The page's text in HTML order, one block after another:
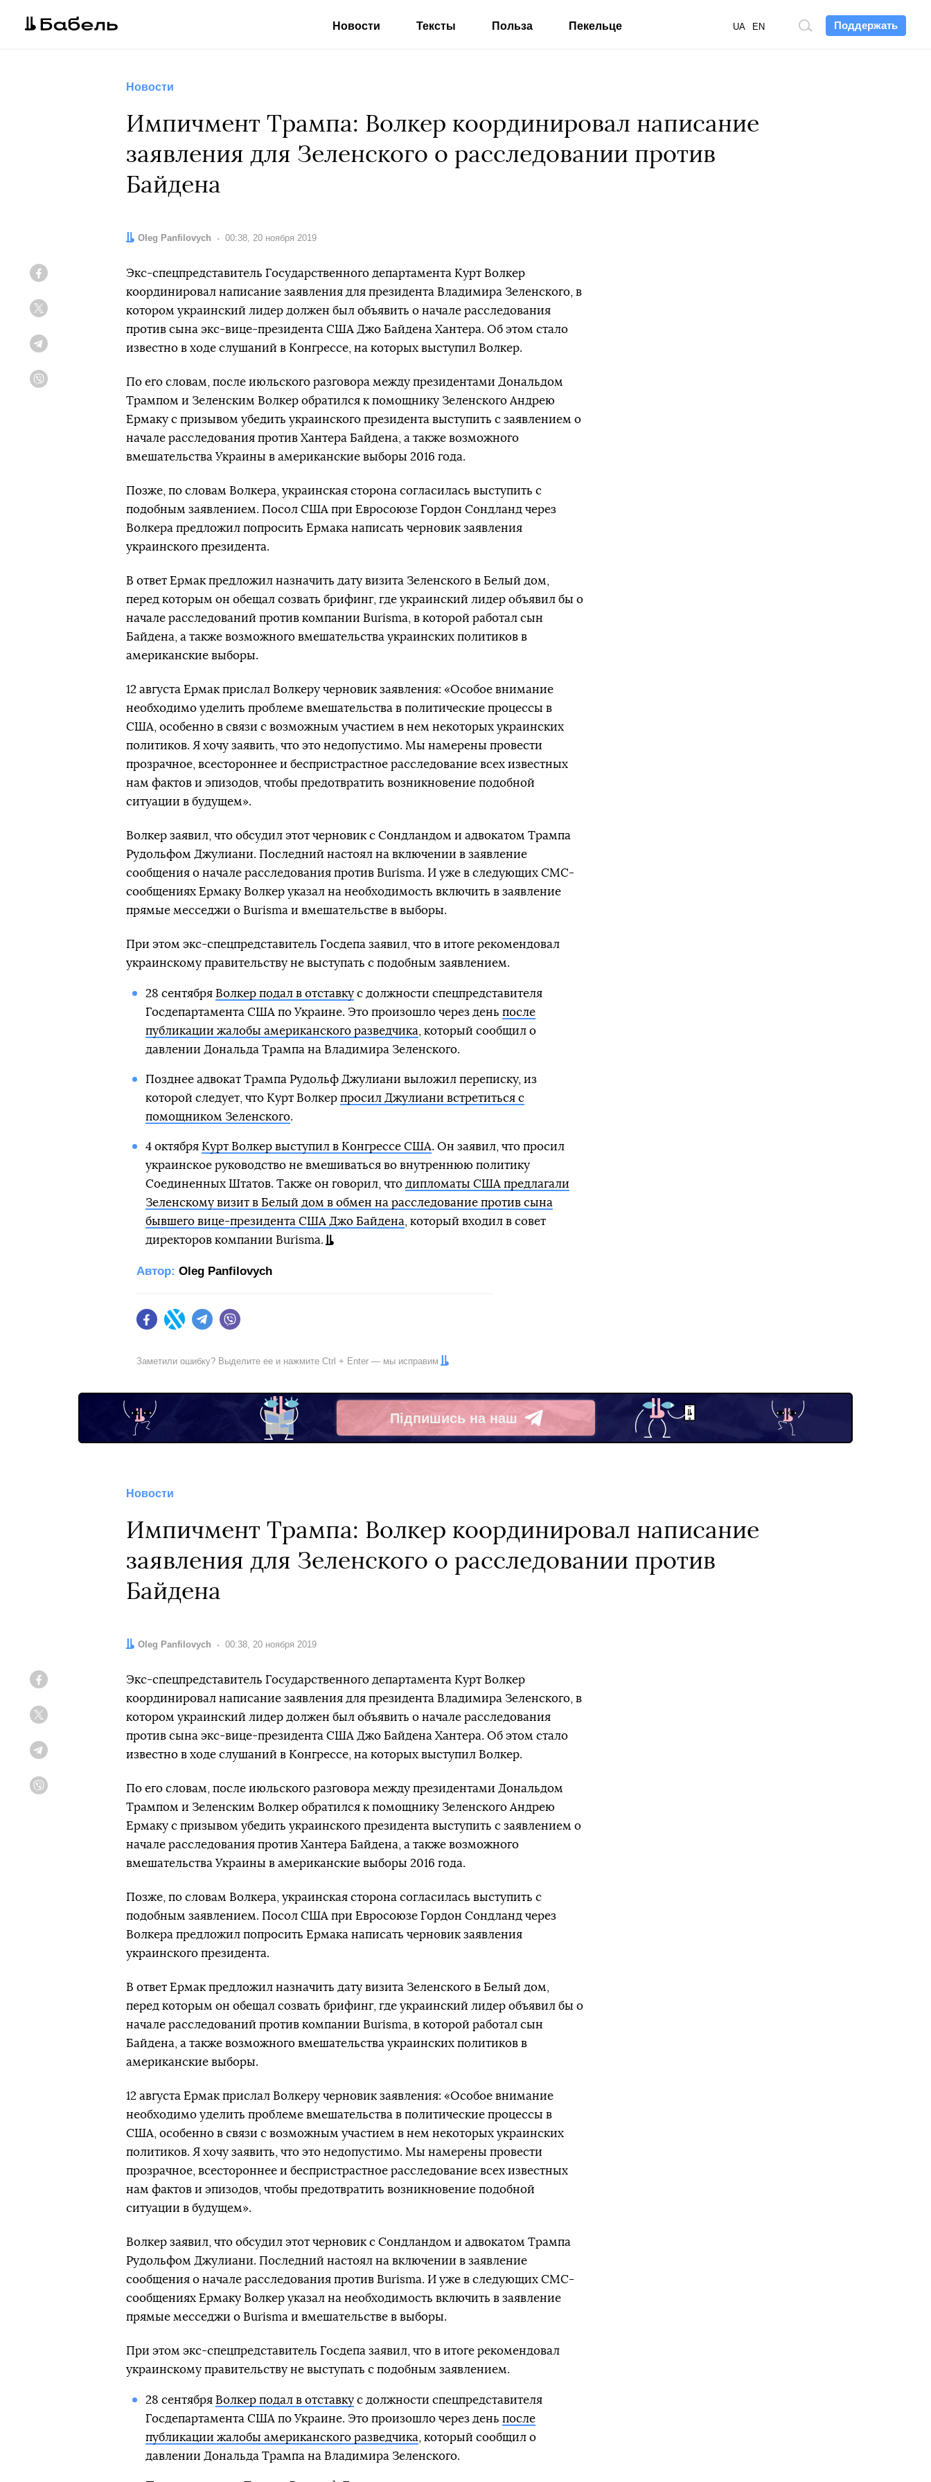
Поддержать
Поиск
UA EN
Новости Тексты Польза Пекельце
Новости
Импичмент Трампа: Волкер координировал написание
заявления для Зеленского о расследовании против
Байдена
Автор:
Oleg Panfilovych Дата:
00:38, 20 ноября 2019
Экс-спецпредставитель Государственного департамента Курт Волкер
координировал написание заявления для президента Владимира Зеленского, в
котором украинский лидер должен был объявить о начале расследования
против сына экс-вице-президента США Джо Байдена Хантера. Об этом стало
известно в ходе слушаний в Конгрессе, на которых выступил Волкер.
По его словам, после июльского разговора между президентами Дональдом
Трампом и Зеленским Волкер обратился к помощнику Зеленского Андрею
Ермаку с призывом убедить украинского президента выступить с заявлением о
начале расследования против Хантера Байдена, а также возможного
вмешательства Украины в американские выборы 2016 года.
Позже, по словам Волкера, украинская сторона согласилась выступить с
подобным заявлением. Посол США при Евросоюзе Гордон Сондланд через
Волкера предложил попросить Ермака написать черновик заявления
украинского президента.
В ответ Ермак предложил назначить дату визита Зеленского в Белый дом,
перед которым он обещал созвать брифинг, где украинский лидер объявил бы о
начале расследований против компании Burisma, в которой работал сын
Байдена, а также возможного вмешательства украинских политиков в
американские выборы.
12 августа Ермак прислал Волкеру черновик заявления: «Особое внимание
необходимо уделить проблеме вмешательства в политические процессы в
США, особенно в связи с возможным участием в нем некоторых украинских
политиков. Я хочу заявить, что это недопустимо. Мы намерены провести
прозрачное, всестороннее и беспристрастное расследование всех известных
нам фактов и эпизодов, чтобы предотвратить возникновение подобной
ситуации в будущем».
Волкер заявил, что обсудил этот черновик с Сондландом и адвокатом Трампа
Рудольфом Джулиани. Последний настоял на включении в заявление
сообщения о начале расследования против Burisma. И уже в следующих СМС-
сообщениях Ермаку Волкер указал на необходимость включить в заявление
прямые месседжи о Burisma и вмешательстве в выборы.
При этом экс-спецпредставитель Госдепа заявил, что в итоге рекомендовал
украинскому правительству не выступать с подобным заявлением.
28 сентября Волкер подал в отставкус должности спецпредставителя
Госдепартамента США по Украине. Это произошло через день после
публикации жалобы американского разведчика , который сообщил о
давлении Дональда Трампа на Владимира Зеленского.
Позднее адвокат Трампа Рудольф Джулиани выложил переписку, из
которой следует, что Курт Волкер просил Джулиани встретиться с
помощником Зеленского.
4 октября Курт Волкер выступил в Конгрессе США. Он заявил, что просил
украинское руководство не вмешиваться во внутреннюю политику
Соединенных Штатов. Также он говорил, что дипломаты США предлагали
Зеленскому визит в Белый дом в обмен на расследование против сына
бывшего вице-президента США Джо Байдена , который входил в совет
директоров компании Burisma.
Автор: Oleg Panfilovych
FacebookTwitter Telegram
Заметили ошибку? Выделите ее и нажмите Ctrl + Enter — мы исправим
Підпишись на наш
Telegram
Новости
Импичмент Трампа: Волкер координировал написание
заявления для Зеленского о расследовании против
Байдена
Автор:
Oleg Panfilovych Дата:
00:38, 20 ноября 2019
Экс-спецпредставитель Государственного департамента Курт Волкер
координировал написание заявления для президента Владимира Зеленского, в
котором украинский лидер должен был объявить о начале расследования
против сына экс-вице-президента США Джо Байдена Хантера. Об этом стало
известно в ходе слушаний в Конгрессе, на которых выступил Волкер.
По его словам, после июльского разговора между президентами Дональдом
Трампом и Зеленским Волкер обратился к помощнику Зеленского Андрею
Ермаку с призывом убедить украинского президента выступить с заявлением о
начале расследования против Хантера Байдена, а также возможного
вмешательства Украины в американские выборы 2016 года.
Позже, по словам Волкера, украинская сторона согласилась выступить с
подобным заявлением. Посол США при Евросоюзе Гордон Сондланд через
Волкера предложил попросить Ермака написать черновик заявления
украинского президента.
В ответ Ермак предложил назначить дату визита Зеленского в Белый дом,
перед которым он обещал созвать брифинг, где украинский лидер объявил бы о
начале расследований против компании Burisma, в которой работал сын
Байдена, а также возможного вмешательства украинских политиков в
американские выборы.
12 августа Ермак прислал Волкеру черновик заявления: «Особое внимание
необходимо уделить проблеме вмешательства в политические процессы в
США, особенно в связи с возможным участием в нем некоторых украинских
политиков. Я хочу заявить, что это недопустимо. Мы намерены провести
прозрачное, всестороннее и беспристрастное расследование всех известных
нам фактов и эпизодов, чтобы предотвратить возникновение подобной
ситуации в будущем».
Волкер заявил, что обсудил этот черновик с Сондландом и адвокатом Трампа
Рудольфом Джулиани. Последний настоял на включении в заявление
сообщения о начале расследования против Burisma. И уже в следующих СМС-
сообщениях Ермаку Волкер указал на необходимость включить в заявление
прямые месседжи о Burisma и вмешательстве в выборы.
При этом экс-спецпредставитель Госдепа заявил, что в итоге рекомендовал
украинскому правительству не выступать с подобным заявлением.
28 сентября Волкер подал в отставкус должности спецпредставителя
Госдепартамента США по Украине. Это произошло через день после
публикации жалобы американского разведчика , который сообщил о
давлении Дональда Трампа на Владимира Зеленского.